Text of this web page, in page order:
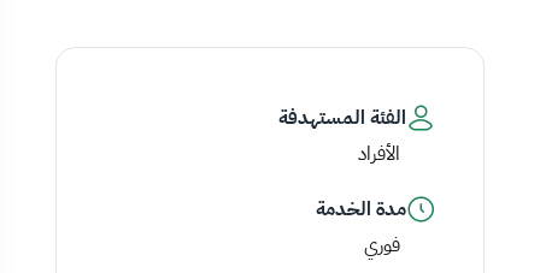
الفئة المستهدفة
الأفراد
مدة الخدمة
فوري